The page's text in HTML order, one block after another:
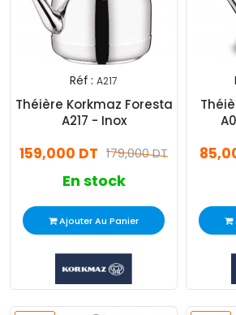
Réf : A217
Théière Korkmaz Foresta
A217 - Inox
179,000 DT
159,000 DT
En stock
Ajouter Au Panier